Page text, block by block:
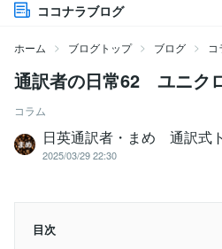
ココナラブログ
ホーム ブログトップ ブログ コ
通訳者の日常62 ユニク
コラム
日英通訳者・まめ 通訳式
2025/03/29 22:30
目次